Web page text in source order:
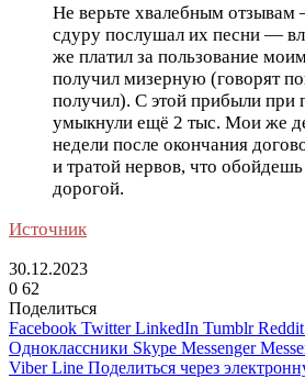
Не верьте хвалебным отзывам
сдуру послушал их песни —
же платил за пользование
получил мизерную (говорят
получил). С этой прибыли при
умыкнули ещё 2 тыс. Мои же
недели после окончания
и тратой нервов, что
дорогой.
Источник
30.12.2023
0 62
Поделиться
Facebook Twitter LinkedIn Tumblr Reddit
Одноклассники Skype Messenger
Viber Line Поделиться через